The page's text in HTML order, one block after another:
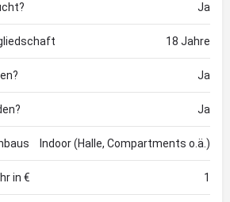
Ja
18 Jahre
Ja
Ja
Indoor (Halle, Compartments o.ä.)
in € 1